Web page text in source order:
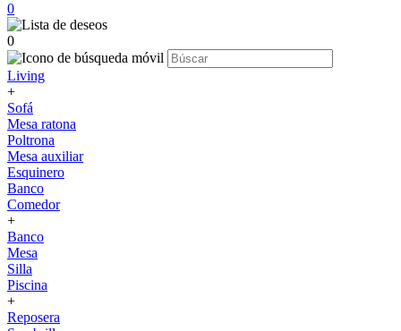
0
0
Living
+
Sofá
Mesa ratona
Poltrona
Mesa auxiliar
Esquinero
Banco
Comedor
+
Banco
Mesa
Silla
Piscina
+
Reposera